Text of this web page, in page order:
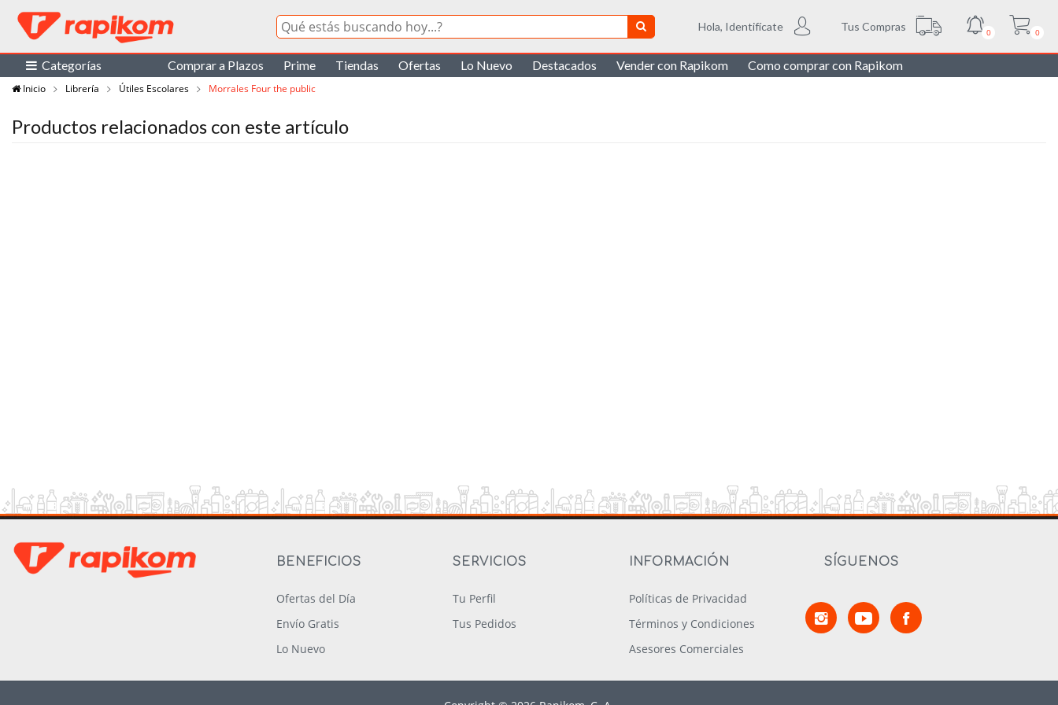
Hola, Identifícate Tus Compras 0 0
Categorías Comprar a Plazos Prime Tiendas Ofertas Lo Nuevo Destacados Vender con Rapikom Como comprar con Rapikom
Inicio Librería Útiles Escolares Morrales Four the public
Productos relacionados con este artículo
BENEFICIOS
Ofertas del Día
Envío Gratis
Lo Nuevo
SERVICIOS
Tu Perfil
Tus Pedidos
INFORMACIÓN
Políticas de Privacidad
Términos y Condiciones
Asesores Comerciales
SÍGUENOS